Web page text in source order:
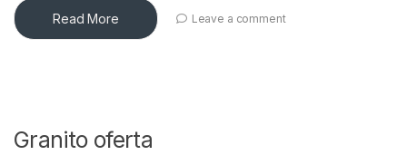
Read More Leave a comment
Granito oferta